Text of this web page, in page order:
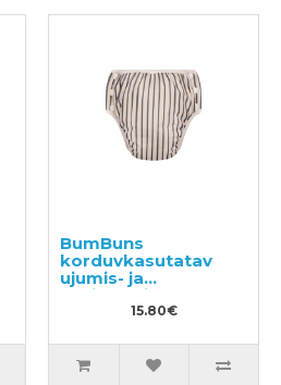
BumBuns
korduvkasutatav
ujumis- ja
potitreeningu mähe
L 14–20kg15.80€